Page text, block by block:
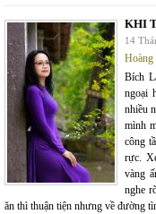
KHI
14
Bích
ngoại
nhiều
mình
công
rực.
vàng
nghe
ăn thì thuận tiện nhưng về đường